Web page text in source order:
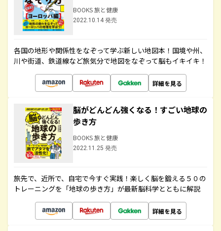
BOOKS 旅と健康
2022.10.14 発売
各国の地形や関係性をなぞって学ぶ新しい地図本！国境や州、
川や街道、鉄道線など旅気分で地図をなぞって脳もイキイキ！
詳細を見る
脳がどんどん強くなる！すごい地球の
歩き方
BOOKS 旅と健康
2022.11.25 発売
旅先で、近所で、自宅で今すぐ実践！楽しく脳を鍛える５０の
トレーニングを「地球の歩き方」が最新脳科学とともに解説
詳細を見る